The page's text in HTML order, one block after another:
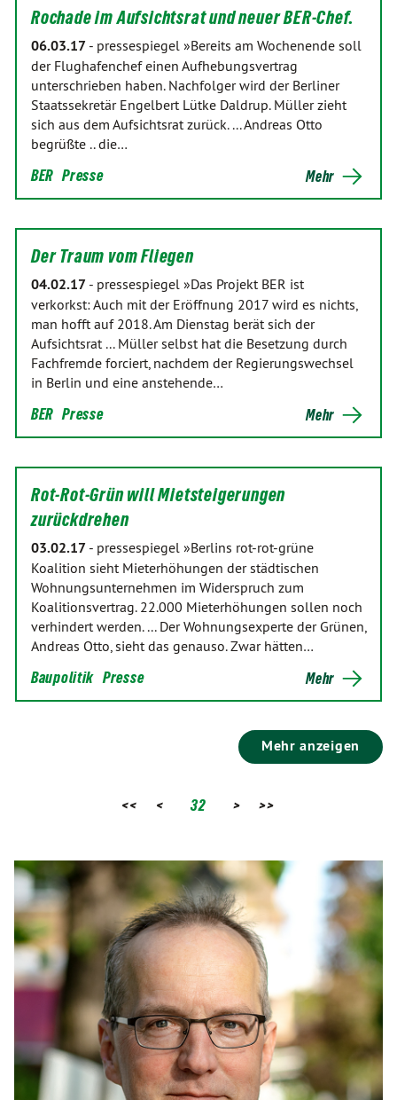
Rochade im Aufsichtsrat und neuer BER-Chef.
06.03.17 - pressespiegel »Bereits am Wochenende soll
der Flughafenchef einen Aufhebungsvertrag
unterschrieben haben. Nachfolger wird der Berliner
Staatssekretär Engelbert Lütke Daldrup. Müller zieht
sich aus dem Aufsichtsrat zurück. ... Andreas Otto
begrüßte .. die…
BER Presse Mehr
Der Traum vom Fliegen
04.02.17 - pressespiegel »Das Projekt BER ist
verkorkst: Auch mit der Eröffnung 2017 wird es nichts,
man hofft auf 2018. Am Dienstag berät sich der
Aufsichtsrat ... Müller selbst hat die Besetzung durch
Fachfremde forciert, nachdem der Regierungswechsel
in Berlin und eine anstehende…
BER Presse Mehr
Rot-Rot-Grün will Mietsteigerungen
zurückdrehen
03.02.17 - pressespiegel »Berlins rot-rot-grüne
Koalition sieht Mieterhöhungen der städtischen
Wohnungsunternehmen im Widerspruch zum
Koalitionsvertrag. 22.000 Mieterhöhungen sollen noch
verhindert werden. ... Der Wohnungsexperte der Grünen,
Andreas Otto, sieht das genauso. Zwar hätten…
Baupolitik Presse Mehr
Mehr anzeigen
<< < 32 > >>